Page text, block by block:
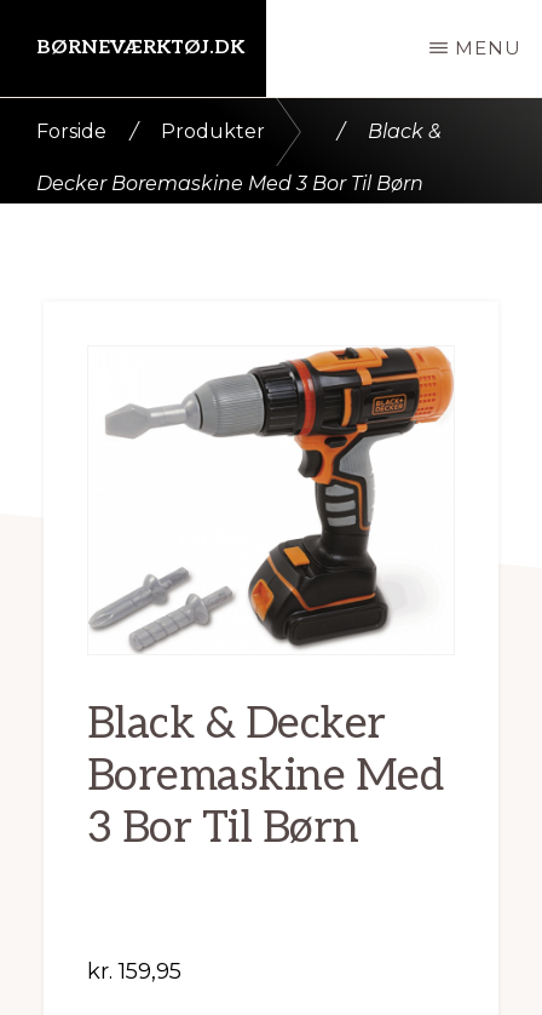
indhold
BØRNEVÆRKTØJ.DK MENU
Forside / Produkter / Black &
Decker Boremaskine Med 3 Bor Til Børn
Black & Decker
Boremaskine Med
3 Bor Til Børn
kr. 159,95